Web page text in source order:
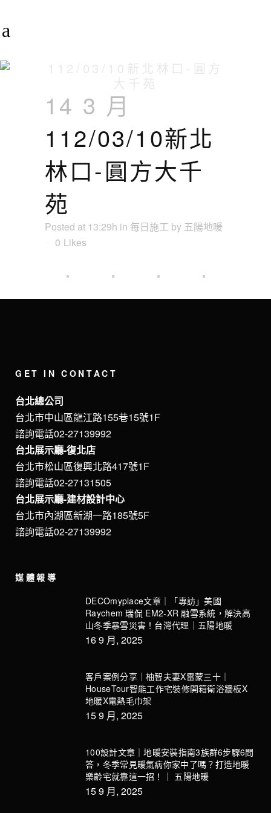
14 3 月
112/03/10新北
林口-圓方大千
苑
Posted at 13:29h in 每日施工 by 五陽地暖
0 Likes
GET IN CONTACT
台北總公司
台北市中山區龍江路155巷15號1F
諮詢電話02-27139992
台北展示廳-復北店
台北市松山區復興北路417號1F
諮詢電話02-27131505
台北展示廳-建材設計中心
台北市內湖區新湖一路185號5F
諮詢電話02-27139992
媒體報導
DECOmyplace文章｜「專訪」美國
Raychem 瑞侃 EM2-XR 融雪系統，解決高
山冬季暴雪災害！台灣代理｜五陽地暖
16 9 月, 2025
客戶案例分享｜柚智夫妻X雷蒙三十｜
HouseTour智能工作宅裝修開箱衛浴牆板X
地暖X電熱毛巾架
15 9 月, 2025
100設計文章｜地暖安裝指南3族群6步驟6問
答，冬季常見暖氣病你家中了嗎？打造地暖
樂齡宅就靠這一招！｜ 五陽地暖
15 9 月, 2025